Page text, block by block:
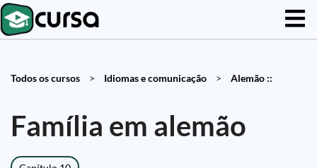
Todos os cursos > Idiomas e comunicação > Alemão ::
Família em alemão